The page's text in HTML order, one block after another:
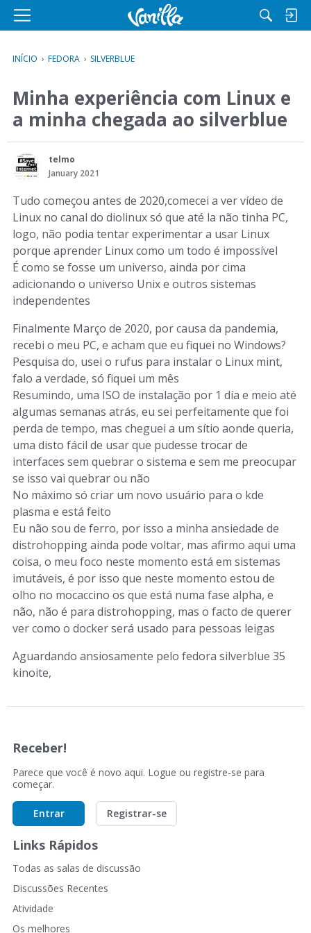
M
n
u
INÍCIO › FEDORA › SILVERBLUE
Minha experiência com Linux e
a minha chegada ao silverblue
telmo
January 2021
Tudo começou antes de 2020,comecei a ver vídeo de
Linux no canal do diolinux só que até la não tinha PC,
logo, não podia tentar experimentar a usar Linux
porque aprender Linux como um todo é impossível
É como se fosse um universo, ainda por cima
adicionando o universo Unix e outros sistemas
independentes
Finalmente Março de 2020, por causa da pandemia,
recebi o meu PC, e acham que eu fiquei no Windows?
Pesquisa do, usei o rufus para instalar o Linux mint,
falo a verdade, só fiquei um mês
Resumindo, uma ISO de instalação por 1 día e meio até
algumas semanas atrás, eu sei perfeitamente que foi
perda de tempo, mas cheguei a um sítio aonde queria,
uma disto fácil de usar que pudesse trocar de
interfaces sem quebrar o sistema e sem me preocupar
se isso vai quebrar ou não
No máximo só criar um novo usuário para o kde
plasma e está feito
Eu não sou de ferro, por isso a minha ansiedade de
distrohopping ainda pode voltar, mas afirmo aqui uma
coisa, o meu foco neste momento está em sistemas
imutáveis, é por isso que neste momento estou de
olho no mocaccino os que está numa fase alpha, e
não, não é para distrohopping, mas o facto de querer
ver como o docker será usado para pessoas leigas
Aguardando ansiosamente pelo fedora silverblue 35
kinoite,
Receber!
Parece que você é novo aqui. Logue ou registre-se para
começar.
Entrar Registrar-se
Links Rápidos
Todas as salas de discussão
Discussões Recentes
Atividade
Os melhores